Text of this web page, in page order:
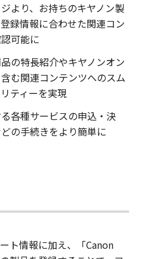
より、お持ちのキヤノン製
録情報に合わせた関連コン
可能に
の特長紹介やキヤノンオン
む関連コンテンツへのスム
ティーを実現
各種サービスの申込・決
の手続きをより簡単に
ト情報に加え、「Canon